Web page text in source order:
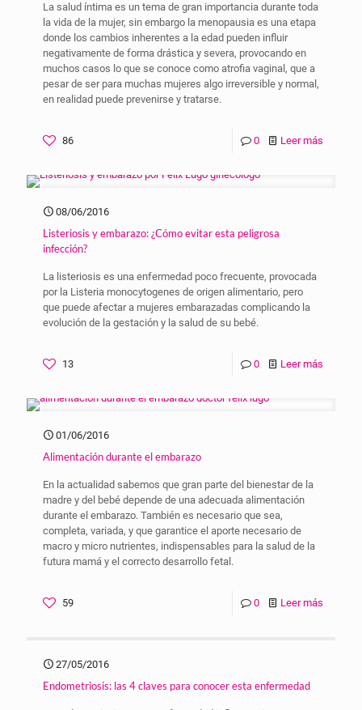
La salud íntima es un tema de gran importancia durante toda
la vida de la mujer, sin embargo la menopausia es una etapa
donde los cambios inherentes a la edad pueden influir
negativamente de forma drástica y severa, provocando en
muchos casos lo que se conoce como atrofia vaginal, que a
pesar de ser para muchas mujeres algo irreversible y normal,
en realidad puede prevenirse y tratarse.
86 0 Leer más
08/06/2016
Listeriosis y embarazo: ¿Cómo evitar esta peligrosa
infección?
La listeriosis es una enfermedad poco frecuente, provocada
por la Listeria monocytogenes de origen alimentario, pero
que puede afectar a mujeres embarazadas complicando la
evolución de la gestación y la salud de su bebé.
13 0 Leer más
01/06/2016
Alimentación durante el embarazo
En la actualidad sabemos que gran parte del bienestar de la
madre y del bebé depende de una adecuada alimentación
durante el embarazo. También es necesario que sea,
completa, variada, y que garantice el aporte necesario de
macro y micro nutrientes, indispensables para la salud de la
futura mamá y el correcto desarrollo fetal.
59 0 Leer más
27/05/2016
Endometriosis: las 4 claves para conocer esta enfermedad